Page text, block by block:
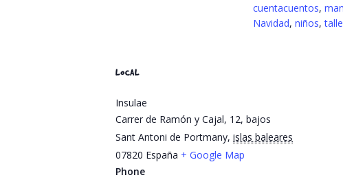
cuentacuentos,
Navidad, niños,
LOCAL
Insulae
Carrer de Ramón y Cajal, 12, bajos
Sant Antoni de Portmany, islas baleares
07820 España + Google Map
Phone